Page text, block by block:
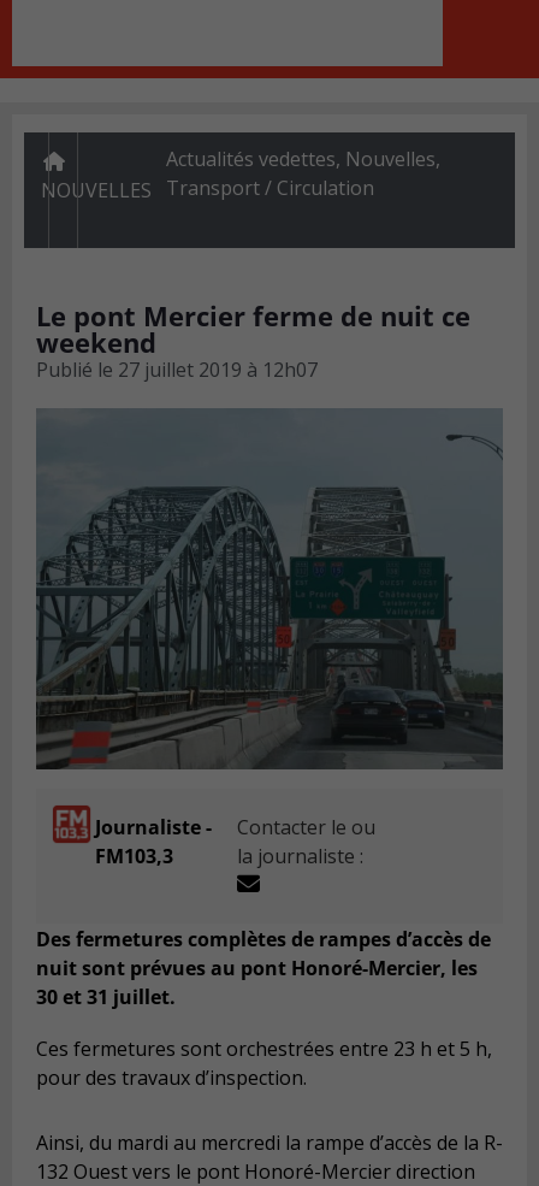
NOUVELLES
Actualités vedettes, Nouvelles,
Transport / Circulation
Le pont Mercier ferme de nuit ce
weekend
Publié le 27 juillet 2019 à 12h07
Journaliste -
FM103,3
Contacter le ou
la journaliste :
Des fermetures complètes de rampes d’accès de
nuit sont prévues au pont Honoré-Mercier, les
30 et 31 juillet.
Ces fermetures sont orchestrées entre 23 h et 5 h,
pour des travaux d’inspection.
Ainsi, du mardi au mercredi la rampe d’accès de la R-
132 Ouest vers le pont Honoré-Mercier direction